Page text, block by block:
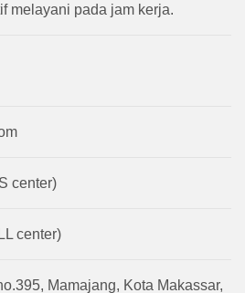
melayani pada jam kerja.
center)
center)
Mamajang, Kota Makassar,